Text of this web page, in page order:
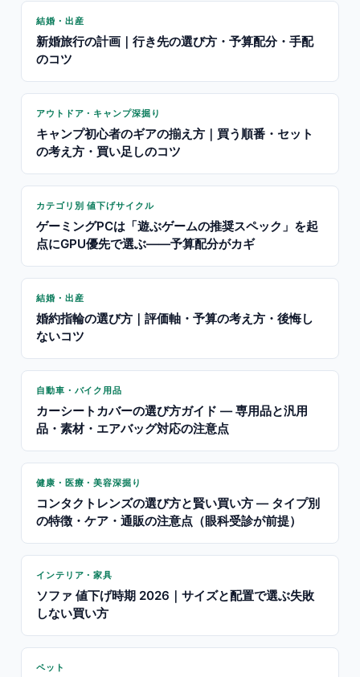
結婚・出産
新婚旅行の計画｜行き先の選び方・予算配分・手配
のコツ
アウトドア・キャンプ深掘り
キャンプ初心者のギアの揃え方｜買う順番・セット
の考え方・買い足しのコツ
カテゴリ別 値下げサイクル
ゲーミングPCは「遊ぶゲームの推奨スペック」を起
点にGPU優先で選ぶ——予算配分がカギ
結婚・出産
婚約指輪の選び方｜評価軸・予算の考え方・後悔し
ないコツ
自動車・バイク用品
カーシートカバーの選び方ガイド — 専用品と汎用
品・素材・エアバッグ対応の注意点
健康・医療・美容深掘り
コンタクトレンズの選び方と賢い買い方 — タイプ別
の特徴・ケア・通販の注意点（眼科受診が前提）
インテリア・家具
ソファ 値下げ時期 2026｜サイズと配置で選ぶ失敗
しない買い方
ペット